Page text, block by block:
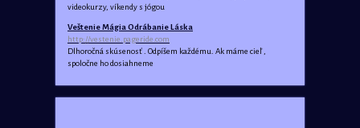
videokurzy, víkendy s jógou
Veštenie Mágia Odrábanie Láska
http://vestenie.pageride.com
Dlhoročná skúsenosť . Odpíšem každému. Ak máme cieľ ,
spoločne ho dosiahneme